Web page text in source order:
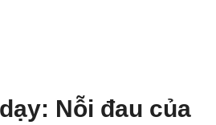
Nỗi đau của